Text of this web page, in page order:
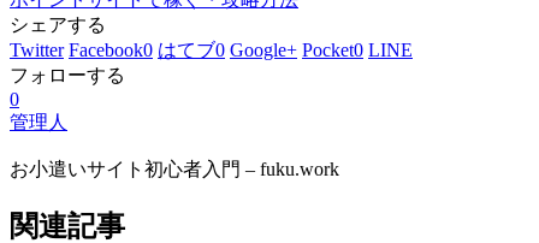
シェアする
Twitter Facebook0 はてブ0 Google+ Pocket0 LINE
フォローする
0
管理人
お小遣いサイト初心者入門 – fuku.work
関連記事